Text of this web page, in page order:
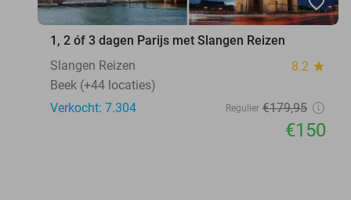
1, 2 óf 3 dagen Parijs met Slangen Reizen
Slangen Reizen
8.2 star
Beek (+44 locaties)
Verkocht: 7.304
Regulier €179,95
€150